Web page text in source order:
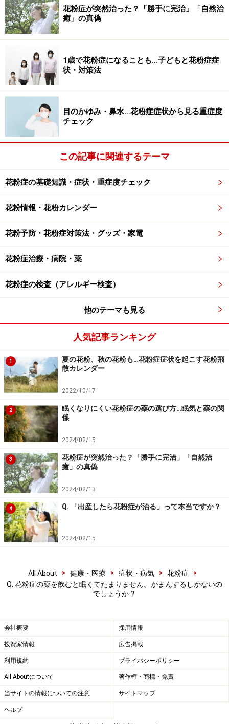
それぞれの薬について、さらに詳しく知りたい方は、
「眠くなりにくい花粉症の薬の選び方…眠気と薬の関
係」をご覧ください。
※記事内容は執筆時点のものです。最新の内容をご確認くださ
い。
※当サイトにおける医師・医療従事者等による情報の提供は、診
断・治療行為ではありません。診断・治療を必要とする方は、適
切な医療機関での受診をおすすめいたします。記事内容は執筆者
個人の見解によるものであり、全ての方への有効性を保証するも
のではありません。当サイトで提供する情報に基づいて被ったい
かなる損害についても、当社、各ガイド、その他当社と契約した
情報提供者は一切の責任を負いかねます。
免責事項
花粉症が突然治った？「勝手に完治」「自然治
癒」の真偽
1歳で花粉症になることも…子どもと花粉症症
状・対策法
目のかゆみ・鼻水…花粉症症状から見る重症度
チェック
この記事に関連するテーマ
花粉症の基礎知識・症状・重症度チェック
花粉情報・花粉カレンダー
花粉予防・花粉症対策法・グッズ・家電
花粉症治療・病院・薬
花粉症の検査（アレルギー検査）
他のテーマも見る
人気記事ランキング
1
夏の花粉、秋の花粉も…花粉症症状を起こす花粉飛
散カレンダー
2022/10/17
2
眠くなりにくい花粉症の薬の選び方…眠気と薬の関
係
2024/02/15
3
花粉症が突然治った？「勝手に完治」「自然治
癒」の真偽
2024/02/13
4 Q. 「出産したら花粉症が治る」って本当ですか？
2024/02/15
All About > 健康・医療 > 症状・病気 > 花粉症
>
Q. 花粉症の薬を飲むと眠くてたまりません。がまんするしかないの
でしょうか？
会社概要 採用情報
投資家情報 広告掲載
利用規約 プライバシーポリシー
All Aboutについて 著作権・商標・免責
当サイトの情報についての注意 サイトマップ
ヘルプ